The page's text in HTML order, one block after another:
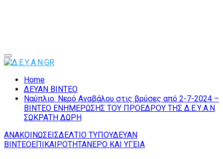
Primary
Menu
Home
ΔΕΥΑΝ ΒΙΝΤΕΟ
Ναύπλιο: Νερό Αναβάλου στις βρύσες από 2-7-2024 –
ΒΙΝΤΕΟ ΕΝΗΜΕΡΩΣΗΣ ΤΟΥ ΠΡΟΕΔΡΟΥ ΤΗΣ Δ.Ε.Υ.Α.Ν
ΣΩΚΡΑΤΗ ΔΩΡΗ
ΑΝΑΚΟΙΝΩΣΕΙΣΔΕΛΤΙΟ ΤΥΠΟΥΔΕΥΑΝ
ΒΙΝΤΕΟΕΠΙΚΑΙΡΟΤΗΤΑΝΕΡΟ ΚΑΙ ΥΓΕΙΑ